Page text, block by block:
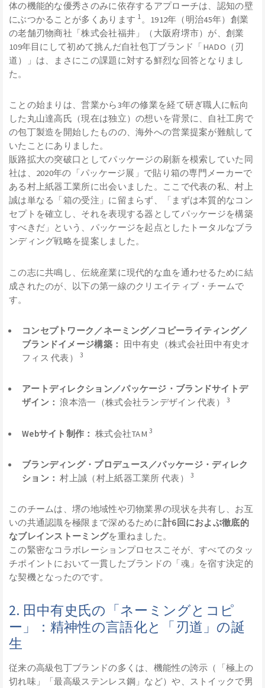
体の機能的な優秀さのみに依存するアプローチは、認知の壁
にぶつかることが多くあります 1。1912年（明治45年）創業
の老舗刃物商社「株式会社福井」（大阪府堺市）が、創業
109年目にして初めて挑んだ自社包丁ブランド「HADO（刃
道）」は、まさにこの課題に対する鮮烈な回答となりまし
た。
ことの始まりは、営業から3年の修業を経て研ぎ職人に転向
した丸山達高氏（現在は独立）の想いを背景に、自社工房で
の包丁製造を開始したものの、海外への営業提案が難航して
いたことにありました。
販路拡大の突破口としてパッケージの刷新を模索していた同
社は、2020年の「パッケージ展」で貼り箱の専門メーカーで
ある村上紙器工業所に出会いました。ここで代表の私、村上
誠は単なる「箱の受注」に留まらず、「まずは本質的なコン
セプトを確立し、それを表現する器としてパッケージを構築
すべきだ」という、パッケージを起点としたトータルなブラ
ンディング戦略を提案しました。
この志に共鳴し、伝統産業に現代的な血を通わせるために結
成されたのが、以下の第一線のクリエイティブ・チームで
す。
コンセプトワーク／ネーミング／コピーライティング／
ブランドイメージ構築：
田中有史（株式会社田中有史オ
フィス 代表）3
アートディレクション／パッケージ・ブランドサイトデ
ザイン： 浪本浩一（株式会社ランデザイン 代表）3
Webサイト制作： 株式会社TAM3
ブランディング・プロデュース／パッケージ・ディレク
ション： 村上誠（村上紙器工業所 代表）3
このチームは、堺の地域性や刃物業界の現状を共有し、お互
いの共通認識を極限まで深めるために計6回におよぶ徹底的
なブレインストーミングを重ねました。
この緊密なコラボレーションプロセスこそが、すべてのタッ
チポイントにおいて一貫したブランドの「魂」を宿す決定的
な契機となったのです。
2. 田中有史氏の「ネーミングとコピ
ー」：精神性の言語化と「刃道」の誕
生
従来の高級包丁ブランドの多くは、機能性の誇示（「極上の
切れ味」「最高級ステンレス鋼」など）や、ストイックで男